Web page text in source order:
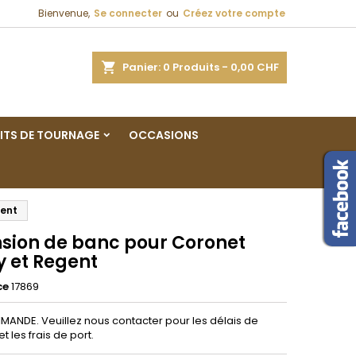
Bienvenue, Se connecter ou Créez votre compte
Panier 0 Produits - 0,00 CHF
DE TOURNAGE OCCASIONS
de banc pour Coronet
et Regent
17869
Veuillez nous contacter pour les délais de
les frais de port.